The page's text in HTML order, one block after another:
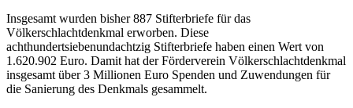
Insgesamt wurden bisher 887 Stifterbriefe für das
Völkerschlachtdenkmal erworben. Diese
achthundertsiebenundachtzig Stifterbriefe haben einen Wert von
1.620.902 Euro. Damit hat der Förderverein Völkerschlachtdenkmal
insgesamt über 3 Millionen Euro Spenden und Zuwendungen für
die Sanierung des Denkmals gesammelt.